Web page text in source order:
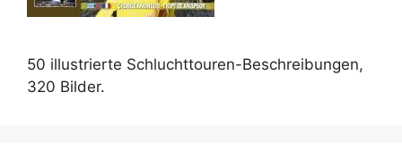
50 illustrierte Schluchttouren-Beschreibungen,
320 Bilder.